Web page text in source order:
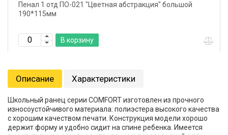
Пенал 1 отд ПО-021 "Цветная абстракция" большой
190*115мм
В корзину
Описание Характеристики
Школьный ранец серии COMFORT изготовлен из прочного
износоустойчивого материала: полиэстера высокого качества
с хорошим качеством печати. Конструкция модели хорошо
держит форму и удобно сидит на спине ребенка. Имеется